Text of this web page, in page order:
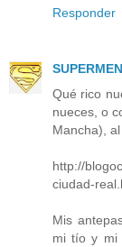
Responder
Qué rico
nueces, o
Mancha),
http://
ciudad-
Mis
mi tío y mi